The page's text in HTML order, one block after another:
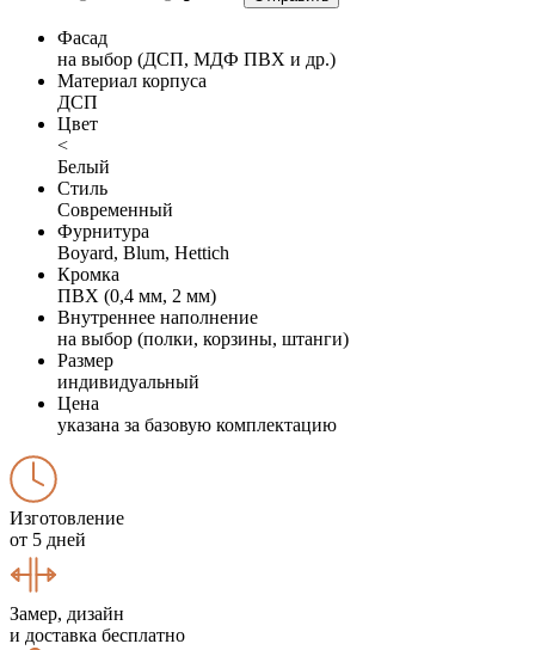
Фасад
на выбор (ДСП, МДФ ПВХ и др.)
Материал корпуса
ДСП
Цвет
<
Белый
Стиль
Современный
Фурнитура
Boyard, Blum, Hettich
Кромка
ПВХ (0,4 мм, 2 мм)
Внутреннее наполнение
на выбор (полки, корзины, штанги)
Размер
индивидуальный
Цена
указана за базовую комплектацию
Изготовление
от 5 дней
Замер, дизайн
и доставка бесплатно